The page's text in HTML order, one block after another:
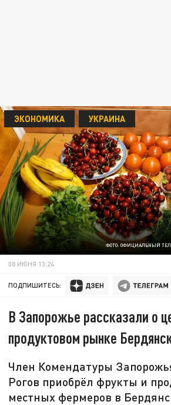
ФОТО: ОФИЦИАЛЬНЫЙ
ЭКОНОМИКА УКРАИНА
08 ИЮНЯ 13:24
ПОДПИШИТЕСЬ:
В Запорожье рассказали о
продуктовом рынке
Член Комендатуры
Рогов приобрёл фрукты и
местных фермеров в